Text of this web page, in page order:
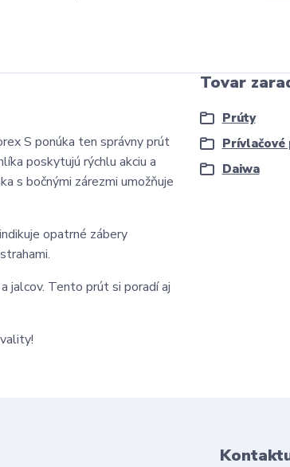
S ponúka ten správny prút
poskytujú rýchlu akciu a
s bočnými zárezmi umožňuje
opatrné zábery
jalcov. Tento prút si poradí aj
Tovar
Prúty
Prívlačové
Daiwa